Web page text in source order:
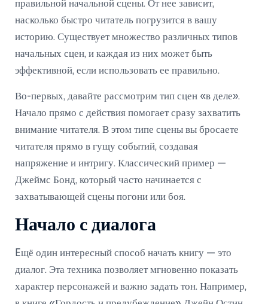
правильной начальной сцены. От нее зависит,
насколько быстро читатель погрузится в вашу
историю. Существует множество различных типов
начальных сцен, и каждая из них может быть
эффективной, если использовать ее правильно.
Во-первых, давайте рассмотрим тип сцен «в деле».
Начало прямо с действия помогает сразу захватить
внимание читателя. В этом типе сцены вы бросаете
читателя прямо в гущу событий, создавая
напряжение и интригу. Классический пример —
Джеймс Бонд, который часто начинается с
захватывающей сцены погони или боя.
Начало с диалога
Eщё один интересный способ начать книгу — это
диалог. Эта техника позволяет мгновенно показать
характер персонажей и важно задать тон. Например,